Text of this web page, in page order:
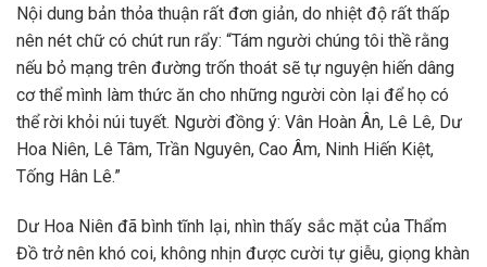
Nội dung bản thỏa thuận rất đơn giản, do nhiệt độ rất thấp
nên nét chữ có chút run rẩy: “Tám người chúng tôi thề rằng
nếu bỏ mạng trên đường trốn thoát sẽ tự nguyện hiến dâng
cơ thể mình làm thức ăn cho những người còn lại để họ có
thể rời khỏi núi tuyết. Người đồng ý: Vân Hoàn Ân, Lê Lê, Dư
Hoa Niên, Lê Tâm, Trần Nguyên, Cao Âm, Ninh Hiến Kiệt,
Tống Hân Lê.”
Dư Hoa Niên đã bình tĩnh lại, nhìn thấy sắc mặt của Thẩm
Đồ trở nên khó coi, không nhịn được cười tự giễu, giọng khàn